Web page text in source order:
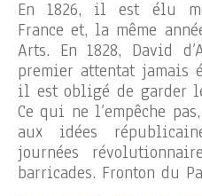
En 1826, il est élu
France et, la même
Arts. En 1828, David
premier attentat jamais
il est obligé de garder
Ce qui ne l’empêche
aux idées
journées
barricades. Fronton du